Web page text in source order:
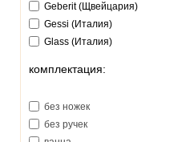
Geberit (Щвейцария)
Gessi (Италия)
Glass (Италия)
Gorenje (Словения)
Gustavsberg (Швеция)
Hansa (Германия)
комплектация:
без ножек
без ручек